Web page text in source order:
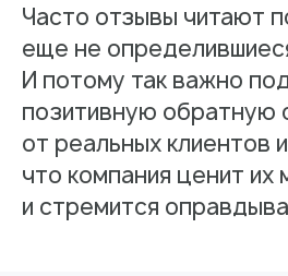
Часто отзывы читают
еще не
И потому так важно
позитивную обратную
от реальных клиентов
что компания ценит их
и стремится